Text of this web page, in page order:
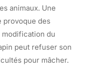
animaux. Une
provoque des
modification du
peut refuser son
pour mâcher.